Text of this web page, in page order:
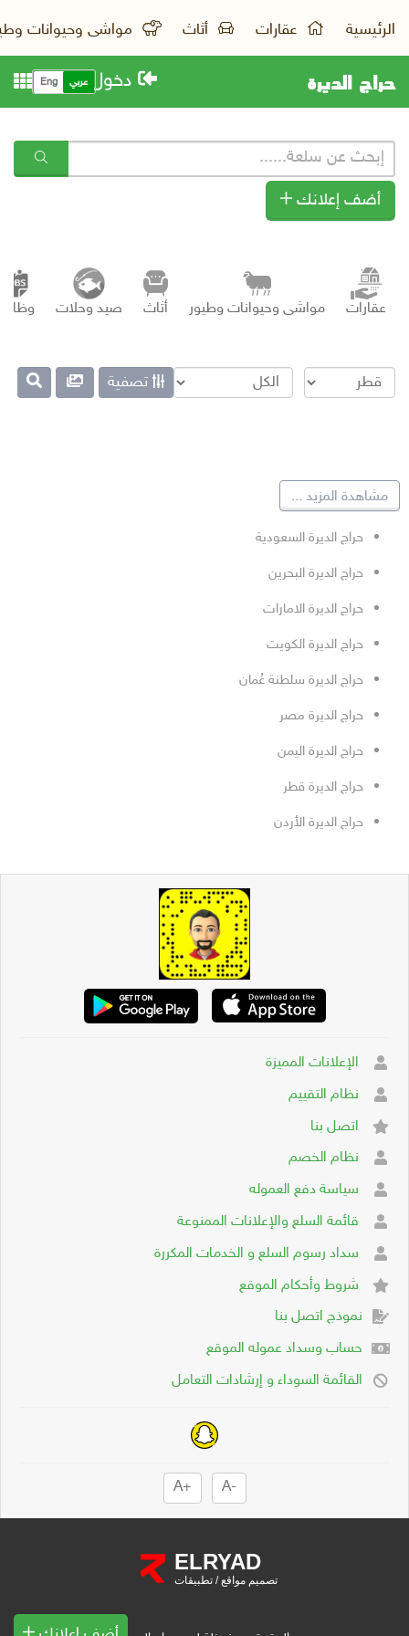
الرئيسية عقارات أثاث مواشى وحيوانات
حراج الديرة دخول عربي Eng
أضف إعلانك
عقارات مواشى وحيوانات وطيور أثاث صيد وحلات
تصفية
مشاهدة المزيد ...
حراج الديرة السعودية
حراج الديرة البحرين
حراج الديرة الامارات
حراج الديرة الكويت
حراج الديرة سلطنة عُمان
حراج الديرة مصر
حراج الديرة اليمن
حراج الديرة قطر
حراج الديرة الأردن
الإعلانات المميزة
نظام التقييم
اتصل بنا
نظام الخصم
سياسة دفع العموله
قائمة السلع والإعلانات الممنوعة
سداد رسوم السلع و الخدمات المكررة
شروط وأحكام الموقع
نموذج اتصل بنا
حساب وسداد عموله الموقع
القائمة السوداء و إرشادات التعامل
-A
+A
ELRYAD
تصميم مواقع/ تطبيقات